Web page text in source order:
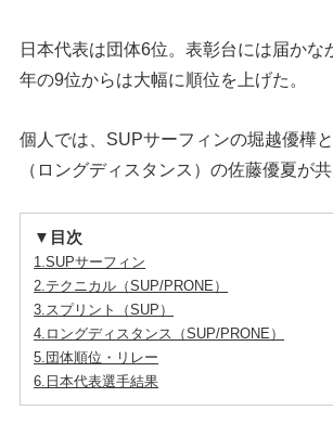
日本代表は団体6位。表彰台には届かな
年の9位からは大幅に順位を上げた。
個人では、SUPサーフィンの堀越優樺
（ロングディスタンス）の佐藤優夏が
▼目次
1.SUPサーフィン
2.テクニカル（SUP/PRONE）
3.スプリント（SUP）
4.ロングディスタンス（SUP/PRONE）
5.団体順位・リレー
6.日本代表選手結果
FOLLOW US ON